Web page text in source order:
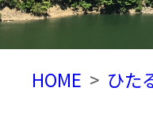
HOME ひた